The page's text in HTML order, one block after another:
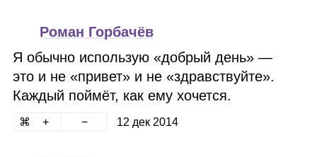
Роман Горбачёв
Я обычно использую «добрый день» —
это и не «привет» и не «здравствуйте».
Каждый поймёт, как ему хочется.
12 дек 2014